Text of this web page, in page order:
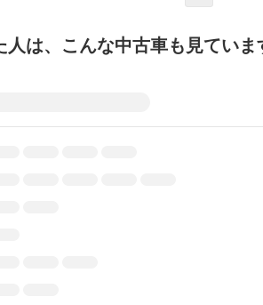
は、こんな中古車も見ていま